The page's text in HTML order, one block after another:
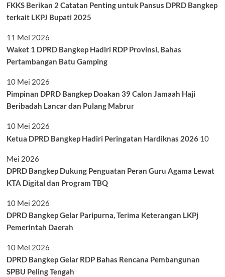
FKKS Berikan 2 Catatan Penting untuk Pansus DPRD Bangkep
terkait LKPJ Bupati 2025
11 Mei 2026
Waket 1 DPRD Bangkep Hadiri RDP Provinsi, Bahas
Pertambangan Batu Gamping
10 Mei 2026
Pimpinan DPRD Bangkep Doakan 39 Calon Jamaah Haji
Beribadah Lancar dan Pulang Mabrur
10 Mei 2026
Ketua DPRD Bangkep Hadiri Peringatan Hardiknas 2026 10
Mei 2026
DPRD Bangkep Dukung Penguatan Peran Guru Agama Lewat
KTA Digital dan Program TBQ
10 Mei 2026
DPRD Bangkep Gelar Paripurna, Terima Keterangan LKPj
Pemerintah Daerah
10 Mei 2026
DPRD Bangkep Gelar RDP Bahas Rencana Pembangunan
SPBU Peling Tengah